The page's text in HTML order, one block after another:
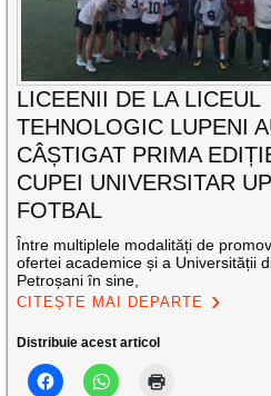
LICEENII DE LA LICEUL
TEHNOLOGIC LUPENI
CÂȘTIGAT PRIMA
CUPEI UNIVERSITAR
FOTBAL
Între multiplele modalități de
ofertei academice și a Universității
Petroșani în sine,
CITEȘTE MAI DEPARTE
Distribuie acest articol